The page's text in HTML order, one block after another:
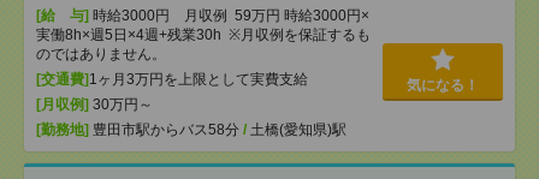
[給 与] 時給3000円 月収例 59万円 時給3000円×
実働8h×週5日×4週+残業30h ※月収例を保証するも
のではありません。
[交通費] 1ヶ月3万円を上限として実費支給
[月収例] 30万円～
[勤務地] 豊田市駅からバス58分 / 土橋(愛知県)駅
気になる！